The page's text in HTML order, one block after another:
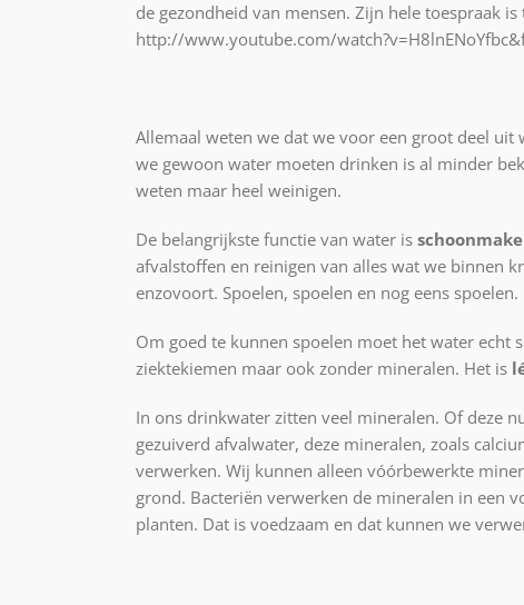
de gezondheid van mensen. Zijn hele toespraak
http://www.youtube.com/
Allemaal weten we dat we voor een groot deel
we gewoon water moeten drinken is al minder
weten maar heel weinigen.
De belangrijkste functie van water is
afvalstoffen en reinigen van alles wat we binnen
enzovoort. Spoelen, spoelen en nog eens spoelen.
Om goed te kunnen spoelen moet het water echt
ziektekiemen maar ook zonder mineralen. Het is
In ons drinkwater zitten veel mineralen. Of deze
gezuiverd afvalwater, deze mineralen, zoals
verwerken. Wij kunnen alleen vóórbewerkte
grond. Bacteriën verwerken de mineralen in een
planten. Dat is voedzaam en dat kunnen we